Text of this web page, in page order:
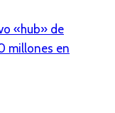
«hub» de
millones en